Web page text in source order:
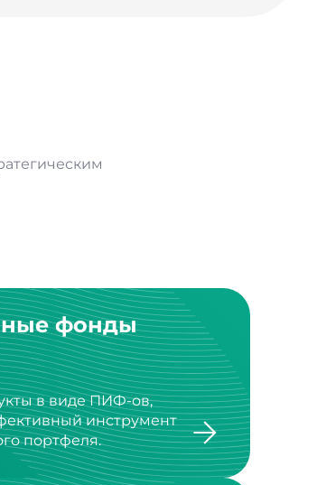
фонды
в виде ПИФ-ов,
инструмент
портфеля.